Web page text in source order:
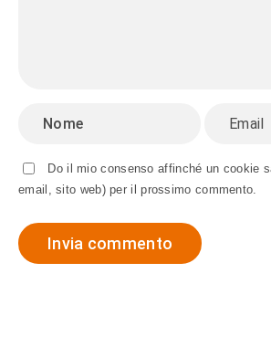
Do il mio consenso affinché un cookie
email, sito web) per il prossimo commento.